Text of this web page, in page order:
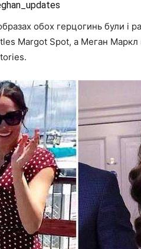
обох герцогинь були і
Margot Spot, а Меган Маркл